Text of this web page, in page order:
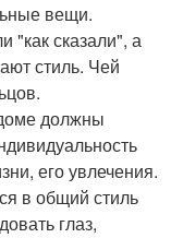
вещи.
"как сказали", а
стиль. Чей
должны
его увлечения.
в общий стиль
глаз,